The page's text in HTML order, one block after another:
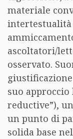
materiale
intertestualità
ascoltatori/
osservato.
suo approccio
reductive”),
un punto di
solida base